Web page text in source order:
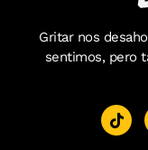
Gritar nos
sentimos, pero